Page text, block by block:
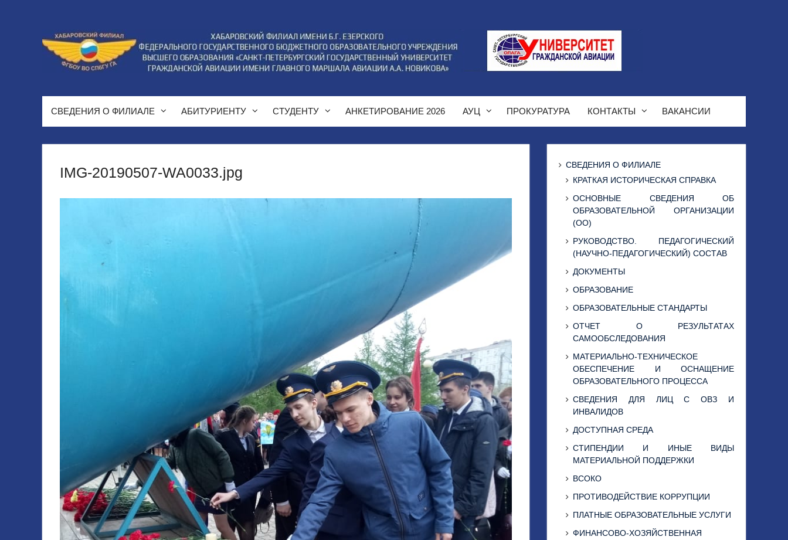
СВЕДЕНИЯ О ФИЛИАЛЕ АБИТУРИЕНТУ СТУДЕНТУ АНКЕТИРОВАНИЕ 2026 АУЦ ПРОКУРАТУРА КОНТАКТЫ ВАКАНСИИ
IMG-20190507-WA0033.jpg
СВЕДЕНИЯ О ФИЛИАЛЕ
КРАТКАЯ ИСТОРИЧЕСКАЯ СПРАВКА
ОСНОВНЫЕ СВЕДЕНИЯ ОБ
ОБРАЗОВАТЕЛЬНОЙ ОРГАНИЗАЦИИ
(ОО)
РУКОВОДСТВО. ПЕДАГОГИЧЕСКИЙ
(НАУЧНО-ПЕДАГОГИЧЕСКИЙ) СОСТАВ
ДОКУМЕНТЫ
ОБРАЗОВАНИЕ
ОБРАЗОВАТЕЛЬНЫЕ СТАНДАРТЫ
ОТЧЕТ О РЕЗУЛЬТАТАХ
САМООБСЛЕДОВАНИЯ
МАТЕРИАЛЬНО-ТЕХНИЧЕСКОЕ
ОБЕСПЕЧЕНИЕ И ОСНАЩЕНИЕ
ОБРАЗОВАТЕЛЬНОГО ПРОЦЕССА
СВЕДЕНИЯ ДЛЯ ЛИЦ С ОВЗ И
ИНВАЛИДОВ
ДОСТУПНАЯ СРЕДА
СТИПЕНДИИ И ИНЫЕ ВИДЫ
МАТЕРИАЛЬНОЙ ПОДДЕРЖКИ
ВСОКО
ПРОТИВОДЕЙСТВИЕ КОРРУПЦИИ
ПЛАТНЫЕ ОБРАЗОВАТЕЛЬНЫЕ УСЛУГИ
ФИНАНСОВО-ХОЗЯЙСТВЕННАЯ